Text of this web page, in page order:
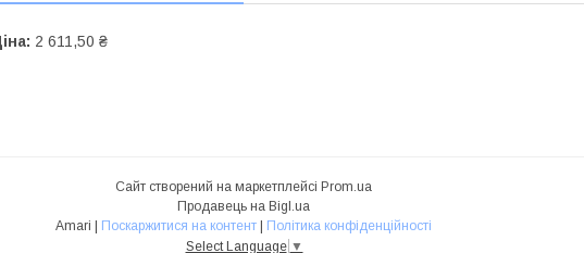
2 611,50 ₴
Сайт створений на маркетплейсі Prom.ua
Продавець на Bigl.ua
Amari | Поскаржитися на контент | Політика конфіденційності
Select Language ▼